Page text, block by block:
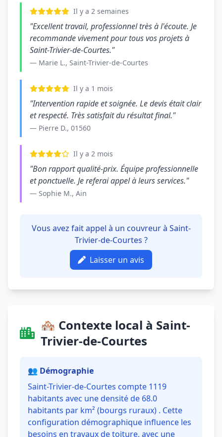
Il y a 2 semaines
"Excellent travail, professionnel très à l'écoute. Je
recommande vivement pour tous vos projets à
Saint-Trivier-de-Courtes."
— Marie L., Saint-Trivier-de-Courtes
Il y a 1 mois
"Intervention rapide et soignée. Le devis était clair
et respecté. Très satisfait du résultat final."
— Pierre D., 01560
Il y a 2 mois
"Bon rapport qualité-prix. Équipe professionnelle
et ponctuelle. Je referai appel à leurs services."
— Sophie M., Ain
Vous avez fait appel à un couvreur à Saint-
Trivier-de-Courtes ?
Laisser un avis
🏘️ Contexte local à Saint-
Trivier-de-Courtes
👥 Démographie
Saint-Trivier-de-Courtes compte 1119
habitants avec une densité de 68.0
habitants par km² (bourgs ruraux) . Cette
configuration démographique influence les
besoins en travaux de toiture, avec une